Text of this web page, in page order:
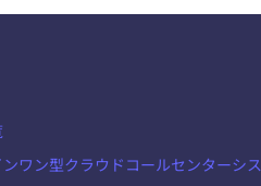
ワン型クラウドコールセンターシ